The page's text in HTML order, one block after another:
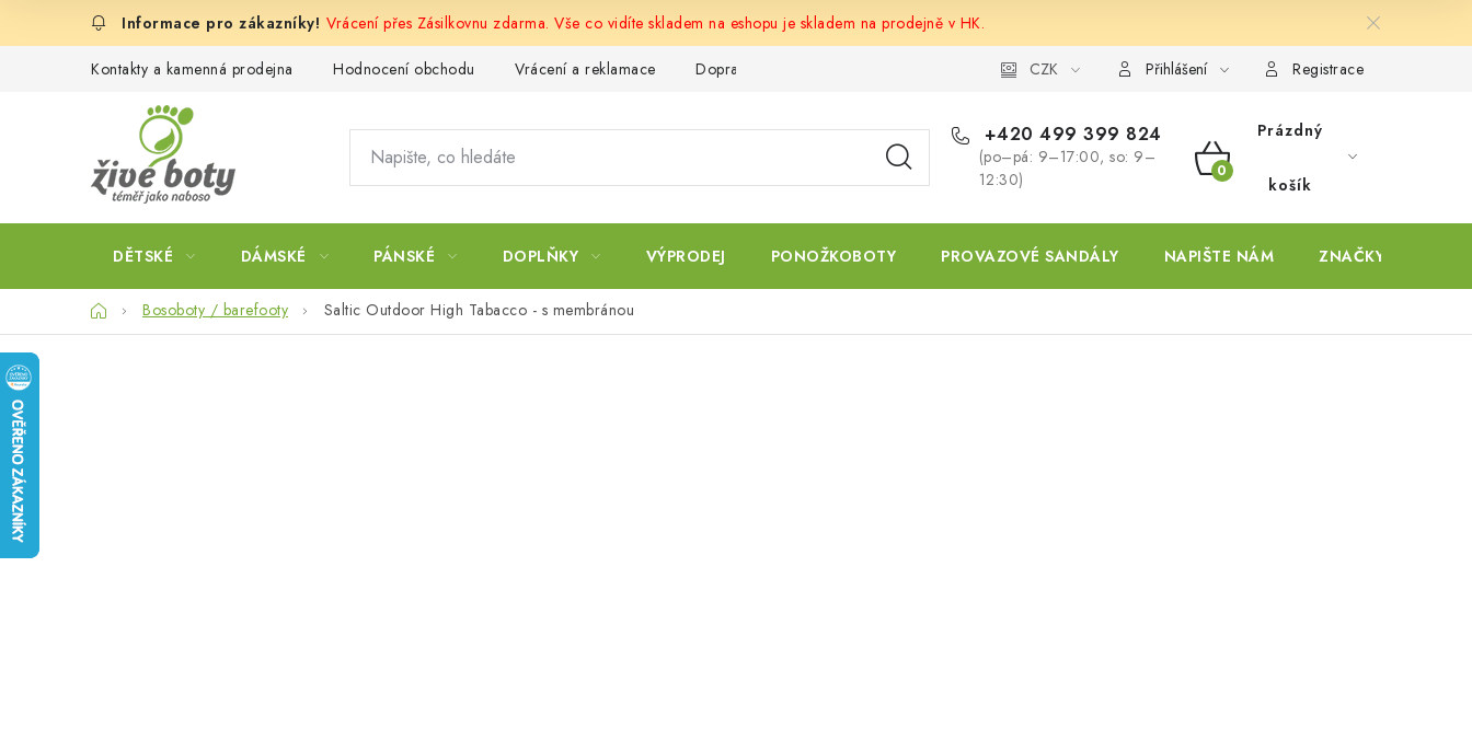
Vrácení přes Zásilkovnu zdarma. Vše co vidíte skladem na eshopu je skladem na prodejně v HK.
Kontakty a kamenná prodejna Hodnocení obchodu Vrácení a reklamace Doprava a platba CZK Přihlášení Registrace
+420 499 399 824
(po–pá: 9–17:00, so: 9–
12:30)
NÁKUPNÍ
KOŠÍK
Prázdný
košík
DĚTSKÉ DÁMSKÉ PÁNSKÉ DOPLŇKY VÝPRODEJ PONOŽKOBOTY PROVAZOVÉ SANDÁLY NAPIŠTE NÁM ZNAČKY
DomůBosoboty / barefooty Saltic Outdoor High Tabacco - s membránou